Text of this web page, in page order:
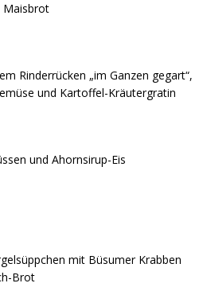
Maisbrot
Rinderrücken „im Ganzen gegart“,
und Kartoffel-Kräutergratin
und Ahornsirup-Eis
mit Büsumer Krabben
Brot